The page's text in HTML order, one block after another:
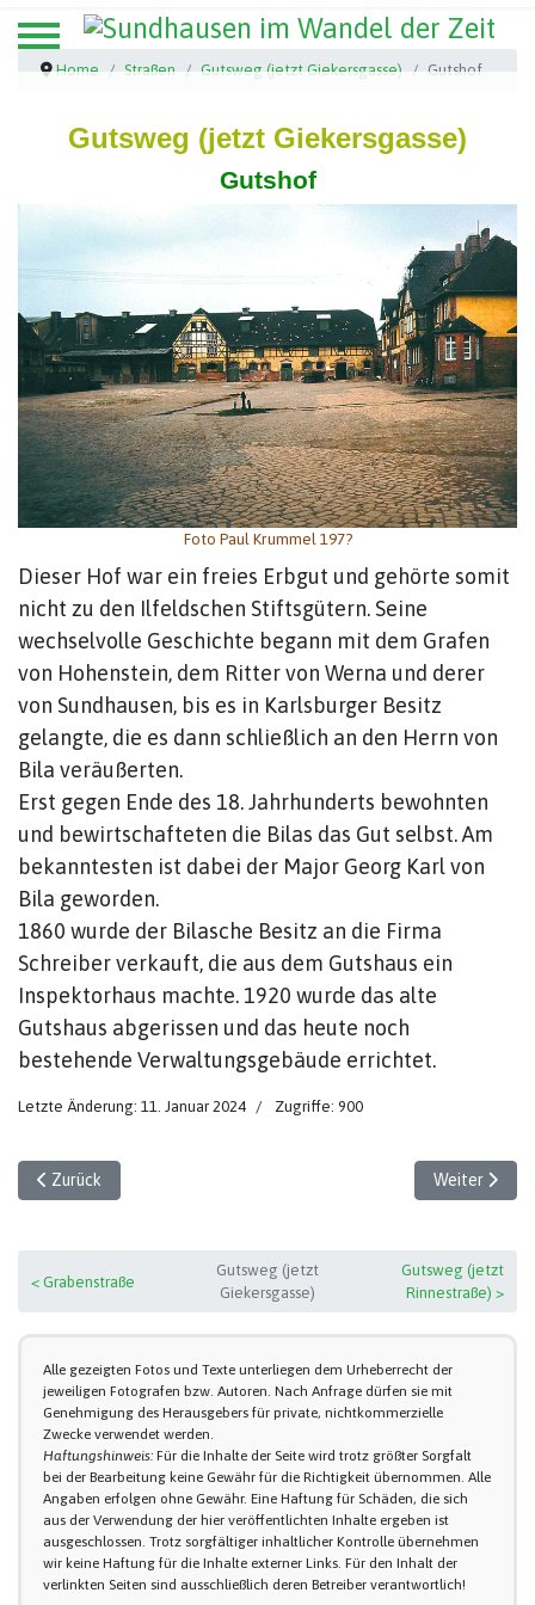
Home Straßen Gutsweg (jetzt Giekersgasse) Gutshof
Gutsweg (jetzt Giekersgasse)
Gutshof
Foto Paul Krummel 197?
Dieser Hof war ein freies Erbgut und gehörte somit
nicht zu den Ilfeldschen Stiftsgütern. Seine
wechselvolle Geschichte begann mit dem Grafen
von Hohenstein, dem Ritter von Werna und derer
von Sundhausen, bis es in Karlsburger Besitz
gelangte, die es dann schließlich an den Herrn von
Bila veräußerten.
Erst gegen Ende des 18. Jahrhunderts bewohnten
und bewirtschafteten die Bilas das Gut selbst. Am
bekanntesten ist dabei der Major Georg Karl von
Bila geworden.
1860 wurde der Bilasche Besitz an die Firma
Schreiber verkauft, die aus dem Gutshaus ein
Inspektorhaus machte. 1920 wurde das alte
Gutshaus abgerissen und das heute noch
bestehende Verwaltungsgebäude errichtet.
Letzte Änderung: 11. Januar 2024 Zugriffe: 900
Vorheriger Beitrag: Der überflutete Gutshof
Zurück Nächster
Weiter
< Grabenstraße
Gutsweg (jetzt
Giekersgasse)
Gutsweg (jetzt
Rinnestraße) >
Alle gezeigten Fotos und Texte unterliegen dem Urheberrecht der
jeweiligen Fotografen bzw. Autoren. Nach Anfrage dürfen sie mit
Genehmigung des Herausgebers für private, nichtkommerzielle
Zwecke verwendet werden.
Haftungshinweis: Für die Inhalte der Seite wird trotz größter Sorgfalt
bei der Bearbeitung keine Gewähr für die Richtigkeit übernommen. Alle
Angaben erfolgen ohne Gewähr. Eine Haftung für Schäden, die sich
aus der Verwendung der hier veröffentlichten Inhalte ergeben ist
ausgeschlossen. Trotz sorgfältiger inhaltlicher Kontrolle übernehmen
wir keine Haftung für die Inhalte externer Links. Für den Inhalt der
verlinkten Seiten sind ausschließlich deren Betreiber verantwortlich!